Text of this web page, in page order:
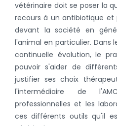
vétérinaire doit se poser la
recours à un antibiotique et
devant la société en
l'animal en particulier. Dans
continuelle évolution, le
pouvoir s'aider de
justifier ses choix
l'intermédiaire de
professionnelles et les
ces différents outils qu'il